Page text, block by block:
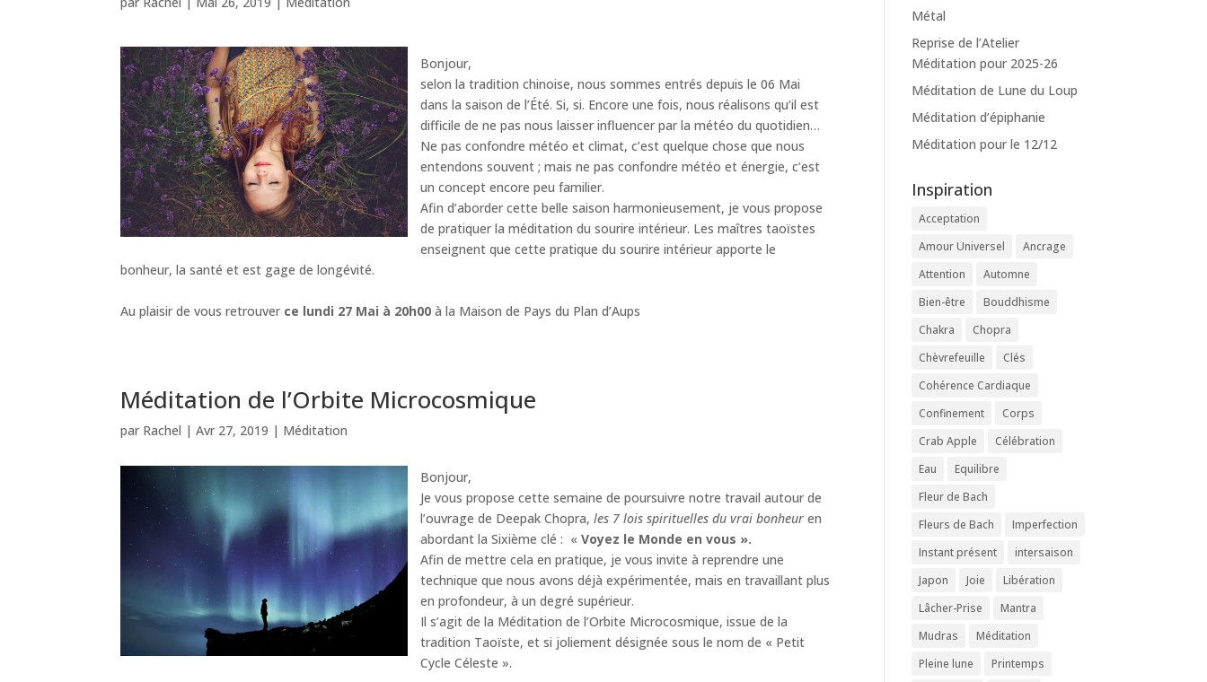
Bonjour,
selon la tradition chinoise, nous sommes entrés depuis le 06 Mai
dans la saison de l’Été. Si, si. Encore une fois, nous réalisons qu’il est
difficile de ne pas nous laisser influencer par la météo du quotidien…
Ne pas confondre météo et climat, c’est quelque chose que nous
entendons souvent ; mais ne pas confondre météo et énergie, c’est
un concept encore peu familier.
Afin d’aborder cette belle saison harmonieusement, je vous propose
de pratiquer la méditation du sourire intérieur. Les maîtres taoïstes
enseignent que cette pratique du sourire intérieur apporte le
bonheur, la santé et est gage de longévité.
Au plaisir de vous retrouver ce lundi 27 Mai à 20h00 à la Maison de Pays du Plan d’Aups
Méditation de l’Orbite Microcosmique
par Rachel |Avr 27, 2019 | Méditation
Bonjour,
Je vous propose cette semaine de poursuivre notre travail autour de
l’ouvrage de Deepak Chopra,les 7 lois spirituelles du vrai bonheur en
abordant la Sixième clé : «Voyez le Monde en vous ».
Afin de mettre cela en pratique, je vous invite à reprendre une
technique que nous avons déjà expérimentée, mais en travaillant plus
en profondeur, à un degré supérieur.
Il s’agit de la Méditation de l’Orbite Microcosmique, issue de la
tradition Taoïste, et si joliement désignée sous le nom de « Petit
Cycle Céleste ».
Métal
Reprise de l’Atelier
Méditation pour 2025-26
Méditation de Lune du Loup
Méditation d’épiphanie
Méditation pour le 12/12
Inspiration
Acceptation
Amour Universel
Ancrage
Attention
Automne
Bien-être
Bouddhisme
Chakra
Chopra
Chèvrefeuille
Clés
Cohérence Cardiaque
Confinement
Corps
Crab Apple
Célébration
Eau
Equilibre
Fleur de Bach
Fleurs de Bach
Imperfection
Instant présent
intersaison
Japon
Joie
Libération
Lâcher-Prise
Mantra
Mudras
Méditation
Pleine lune
Printemps